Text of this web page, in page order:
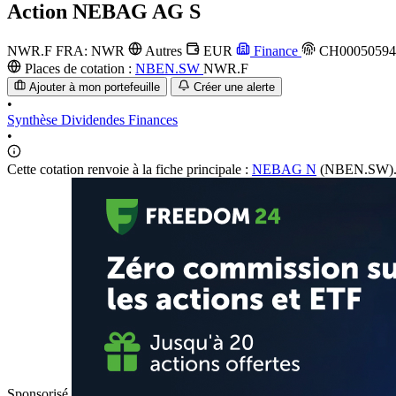
Action NEBAG AG S
NWR.F FRA: NWR Autres EUR Finance
Places de cotation : NBEN.SW NWR.F
Ajouter à mon portefeuille Créer une alerte
•
Synthèse Dividendes Finances
•
Cette cotation renvoie à la fiche principale : NEBAG N (NBEN.SW).